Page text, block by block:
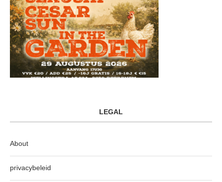
LEGAL
About
privacybeleid